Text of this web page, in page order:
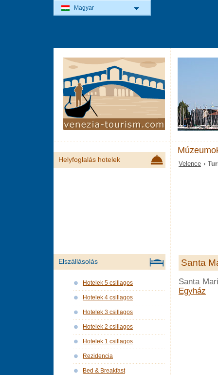
Velence ›
Santa
Santa
Egyház
Helyfoglalás hotelek
Elszállásolás
Hotelek 5 csillagos
Hotelek 4 csillagos
Hotelek 3 csillagos
Hotelek 2 csillagos
Hotelek 1 csillagos
Rezidencia
Bed & Breakfast
Magyar